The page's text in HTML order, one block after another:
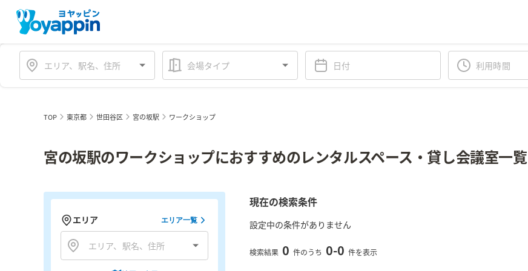
会場タイプ
TOP 東京都 世田谷区 宮の坂駅 ワークショップ
宮の坂駅のワークショップにおすすめのレンタルスペース・貸し会議室一覧
現在の検索条件
設定中の条件がありません
検索結果 0 件のうち 0-0 件を表示
エリア エリア一覧